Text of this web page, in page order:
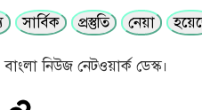
সার্বিক প্রস্তুতি নেয়া
নিউজ নেটওয়ার্ক ডেস্ক।